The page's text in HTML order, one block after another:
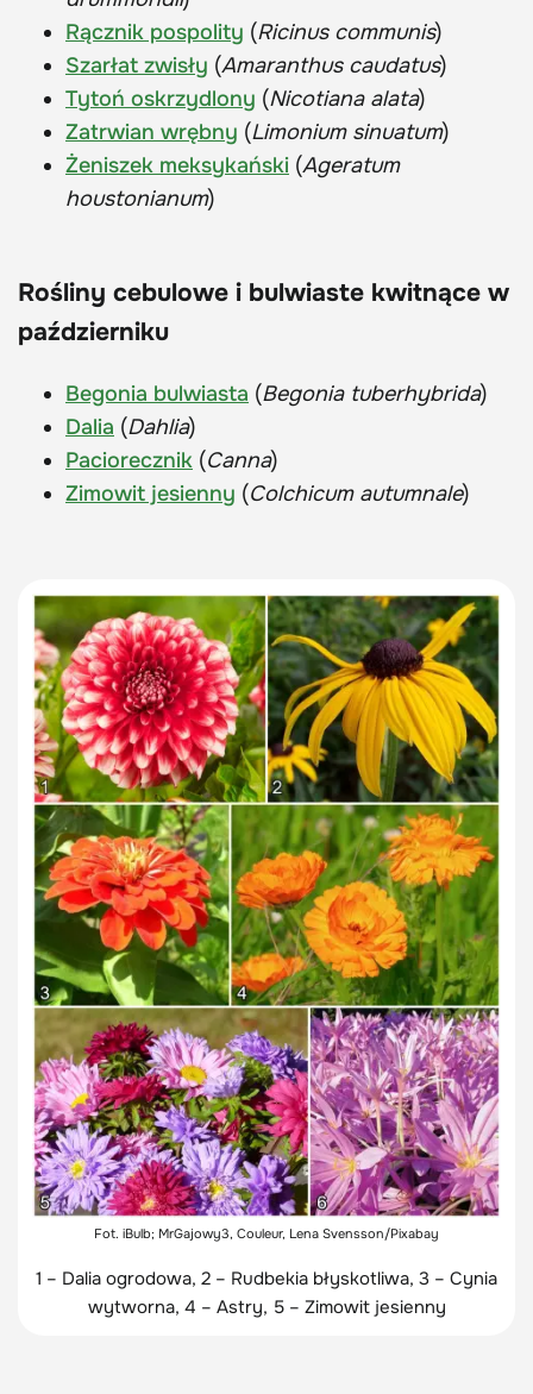
Rącznik pospolity (Ricinus communis)
Szarłat zwisły (Amaranthus caudatus)
Tytoń oskrzydlony (Nicotiana alata)
Zatrwian wrębny (Limonium sinuatum)
Żeniszek meksykański (Ageratum
houstonianum)
Rośliny cebulowe i bulwiaste kwitnące w
październiku
Begonia bulwiasta (Begonia tuberhybrida)
Dalia (Dahlia)
Paciorecznik (Canna)
Zimowit jesienny (Colchicum autumnale)
Fot. iBulb; MrGajowy3, Couleur, Lena Svensson/Pixabay
1 – Dalia ogrodowa, 2 – Rudbekia błyskotliwa, 3 – Cynia
wytworna, 4 – Astry, 5 – Zimowit jesienny